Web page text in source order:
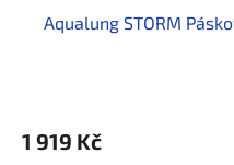
Aqualung STORM
1 919 Kč